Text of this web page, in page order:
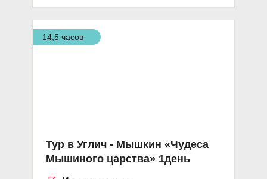
14,5 часов
Тур в Углич - Мышкин «Чудеса
Мышиного царства» 1день